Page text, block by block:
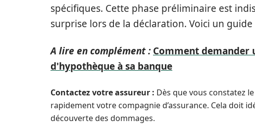
spécifiques. Cette phase préliminaire est
surprise lors de la déclaration. Voici un
A lire en complément : Comment
d'hypothèque à sa banque
Contactez votre assureur : Dès que vous constatez
rapidement votre compagnie d’assurance. Cela doit
découverte des dommages.